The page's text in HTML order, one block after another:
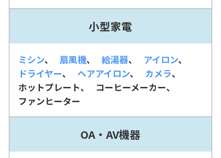
小型家電
ミシン 扇風機 給湯器
アイロン
ドライヤー
ヘアアイロン
カメラ
ホットプレート
コーヒーメーカー
ファンヒーター
OA・AV機器